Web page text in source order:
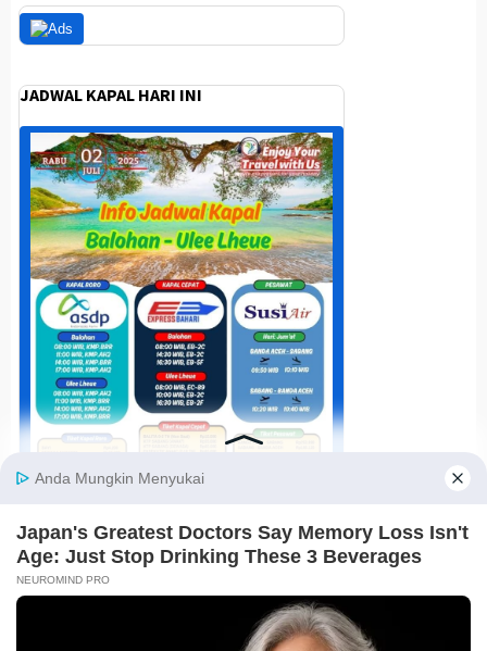
JADWAL KAPAL HARI INI